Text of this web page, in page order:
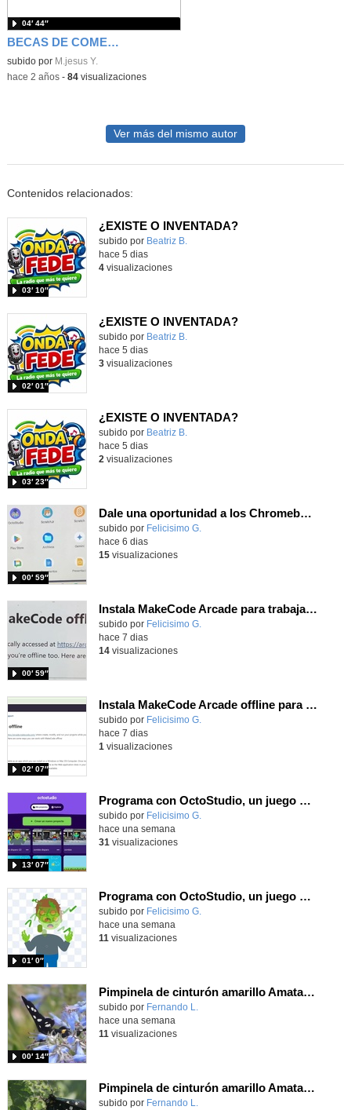
BECAS DE COMEDOR 2023 /2024
subido por M.jesus Y.
04′ 44″
-hace 2 años- 84visualizaciones
Ver más del mismo autor
Contenidos relacionados:
¿EXISTE O INVENTADA?
Contenido educativo.
subido por Beatriz B.
03′ 10″
hace 5 dias
4visualizaciones
¿EXISTE O INVENTADA?
Contenido educativo.
subido por Beatriz B.
02′ 01″
hace 5 dias
3visualizaciones
¿EXISTE O INVENTADA?
Contenido educativo.
subido por Beatriz B.
03′ 23″
hace 5 dias
2 visualizaciones
Dale una oportunidad a los Chromebooks y utiliza un proyector para realizar talleres si no tienes pantallas táctiles
Contenido educativo.
subido por Felicisimo G.
00′ 59″
hace 6 dias
15visualizaciones
Instala MakeCode Arcade para trabajar offline en tu tablet, ordenador, Chromebook
Contenido educativo.
subido por Felicisimo G.
00′ 59″
hace 7 dias
14visualizaciones
Instala MakeCode Arcade offline para programar grandes juegos sin necesidad de Internet
Contenido educativo.
subido por Felicisimo G.
02′ 07″
hace 7 dias
1 visualizaciones
Programa con OctoStudio, un juego de disparos contra Zombies con un cargador basado en el House of the dead
Contenido educativo.
subido por Felicisimo G.
13′ 07″
hace una semana
31 visualizaciones
Programa con OctoStudio, un juego homenajeando al House of the dead con Zombies
Contenido educativo.
subido por Felicisimo G.
01′ 0″
hace una semana
11 visualizaciones
Pimpinela de cinturón amarillo Amata phegea (Linnaeus, 1758)
Contenido educativo.
subido por Fernando L.
00′ 14″
hace una semana
11 visualizaciones
Pimpinela de cinturón amarillo Amata phegea (Linnaeus, 1758)
Contenido educativo.
subido por Fernando L.